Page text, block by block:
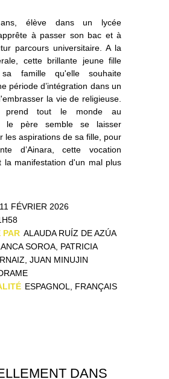
élève dans un lycée
à passer son bac et à
parcours universitaire. A la
cette brillante jeune fille
famille qu'elle souhaite
période d’intégration dans un
la vie de religieuse.
prend tout le monde au
le père semble se laisser
les aspirations de sa fille, pour
d’Ainara, cette vocation
la manifestation d'un mal plus
11 FÉVRIER 2026
PAR ALAUDA RUÍZ DE AZÚA
SOROA, PATRICIA
JUAN MINUJIN
ESPAGNOL, FRANÇAIS
DANS